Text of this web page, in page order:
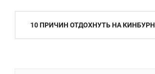
Навигация
10 ПРИЧИН ОТДОХНУТЬ НА